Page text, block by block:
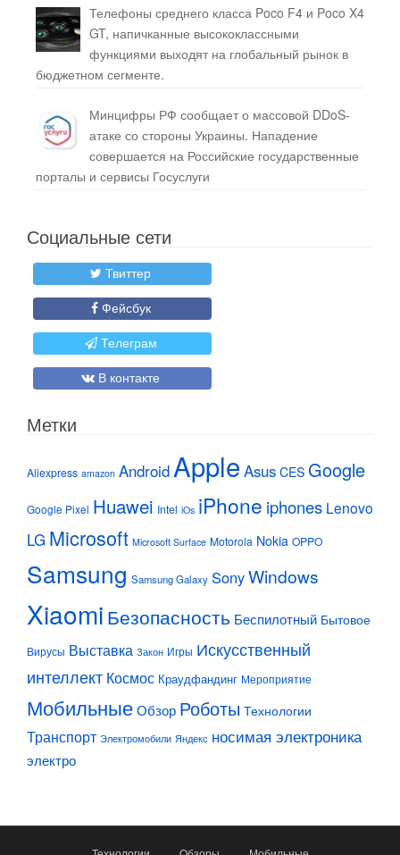
Телефоны среднего класса Poco F4 и Poco X4
GT, напичканные высококлассными
функциями выходят на глобальный рынок в
бюджетном сегменте.
Минцифры РФ сообщает о массовой DDoS-
атаке со стороны Украины. Нападение
совершается на Российские государственные
порталы и сервисы Госуслуги
Социальные сети
Твиттер
Фейсбук
Телеграм
В контакте
Метки
Aliexpress amazon AndroidApple Asus CES Google
Google Pixel Huawei Intel iOs iPhone iphones Lenovo
LG Microsoft Microsoft Surface Motorola Nokia OPPO
Samsung Samsung Galaxy SonyWindows
Xiaomi Безопасность Беспилотный Бытовое
Вирусы Выставка Закон Игры Искусственный
интеллект Космос Краудфандинг Мероприятие
МобильныеОбзор Роботы Технологии
Транспорт Электромобили Яндекс носимая электроника
электро